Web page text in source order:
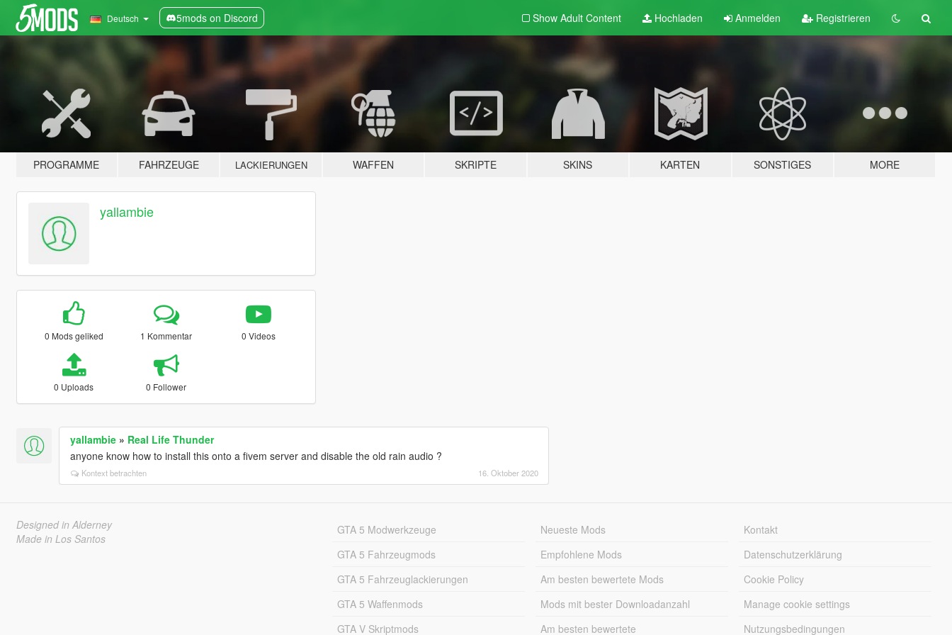
Deutsch 5mods on Discord Show Adult Content Hochladen Anmelden Registrieren
PROGRAMME FAHRZEUGE LACKIERUNGEN WAFFEN SKRIPTE SKINS KARTEN SONSTIGES MORE
yallambie
0 Mods geliked 1 Kommentar 0 Videos
0 Uploads 0 Follower
yallambie» Real Life Thunder
anyone know how to install this onto a fivem server and disable the old rain audio ?
Kontext betrachten 16. Oktober 2020
Designed in Alderney
Made in Los Santos
GTA 5 Modwerkzeuge
GTA 5 Fahrzeugmods
GTA 5 Fahrzeuglackierungen
GTA 5 Waffenmods
GTA V Skriptmods
Neueste Mods
Empfohlene Mods
Am besten bewertete Mods
Mods mit bester Downloadanzahl
Am besten bewertete
Kontakt
Datenschutzerklärung
Cookie Policy
Manage cookie settings
Nutzungsbedingungen